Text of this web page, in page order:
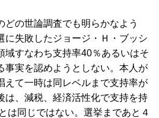
どの世論調査でも明らかなよう
に失敗したジョージ・Ｈ・ブッシ
域すなわち支持率40％あるいはそ
事実を認めようとしない。本人が
えて一時は同レベルまで支持率が
は、減税、経済活性化で支持を持
は同じではない。選挙まであと４